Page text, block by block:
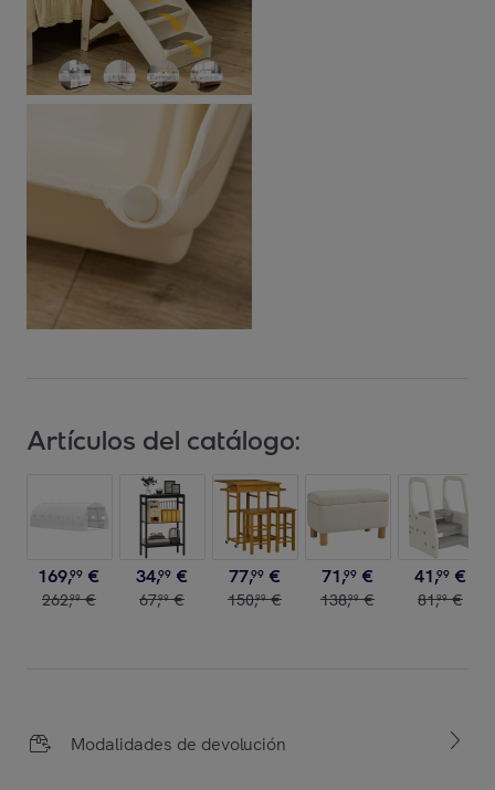
Artículos del catálogo:
169,99 €
262,99 €
34,99 €
67,99 €
77,99 €
150,99 €
71,99 €
138,99 €
41,99 €
81,99 €
Modalidades de devolución